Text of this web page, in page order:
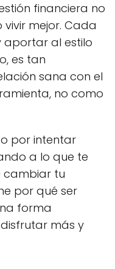
financiera no
vivir mejor. Cada
aportar al estilo
es tan
sana con el
no como
por intentar
a lo que te
cambiar tu
por qué ser
forma
más y